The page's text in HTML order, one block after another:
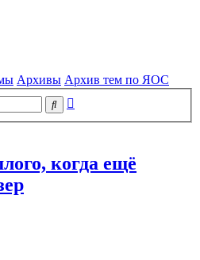
Архивы Архив тем по ЯОС
Поиск
когда ещё